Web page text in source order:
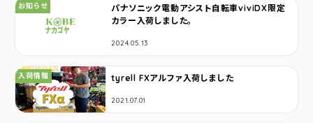
パナソニック電動アシスト自転車viviDX限定
カラー入荷しました。
カテゴリ：
お知らせ
2024.05.13
tyrell FXアルファ入荷しました
カテゴリ：
入荷情報
2021.07.01